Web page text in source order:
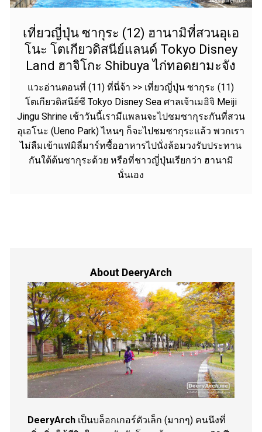
เที่ยวญี่ปุ่น ซากุระ (12) ฮานามิที่สวนอุเอ
โนะ โตเกียวดิสนีย์แลนด์ Tokyo Disney
Land ฮาจิโกะ Shibuya ไก่ทอดยามะจัง
แวะอ่านตอนที่ (11) ที่นี่จ้า >> เที่ยวญี่ปุ่น ซากุระ (11)
โตเกียวดิสนีย์ซี Tokyo Disney Sea ศาลเจ้าเมอิจิ Meiji
Jingu Shrine เช้าวันนี้เรามีแพลนจะไปชมซากุระกันที่สวน
อุเอโนะ (Ueno Park) ไหนๆ ก็จะไปชมซากุระแล้ว พวกเรา
ไม่ลืมเข้าแฟมิลี่มาร์ทซื้ออาหารไปนั่งล้อมวงรับประทาน
กันใต้ต้นซากุระด้วย หรือที่ชาวญี่ปุ่นเรียกว่า ฮานามิ
นั่นเอง
About DeeryArch
DeeryArch เป็นบล็อกเกอร์ตัวเล็ก (มากๆ) คนนึงที่